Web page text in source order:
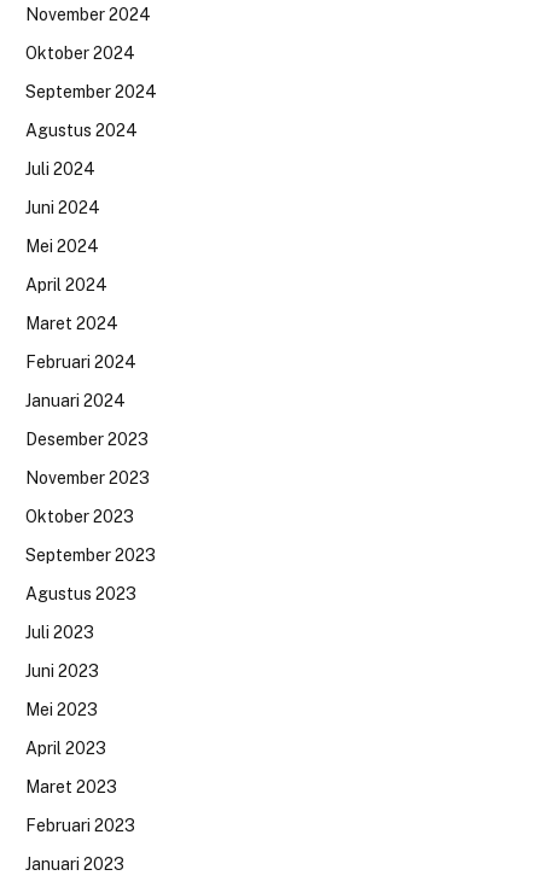
November 2024
Oktober 2024
September 2024
Agustus 2024
Juli 2024
Juni 2024
Mei 2024
April 2024
Maret 2024
Februari 2024
Januari 2024
Desember 2023
November 2023
Oktober 2023
September 2023
Agustus 2023
Juli 2023
Juni 2023
Mei 2023
April 2023
Maret 2023
Februari 2023
Januari 2023